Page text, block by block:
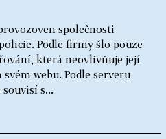
společnosti
Podle firmy šlo pouze
která neovlivňuje její
webu. Podle serveru
souvisí s...